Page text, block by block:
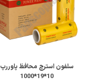
سلفون استرچ محافظ پاوررپ
10*19*1000
علاقمندی